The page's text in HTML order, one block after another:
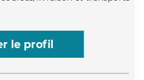
le profil